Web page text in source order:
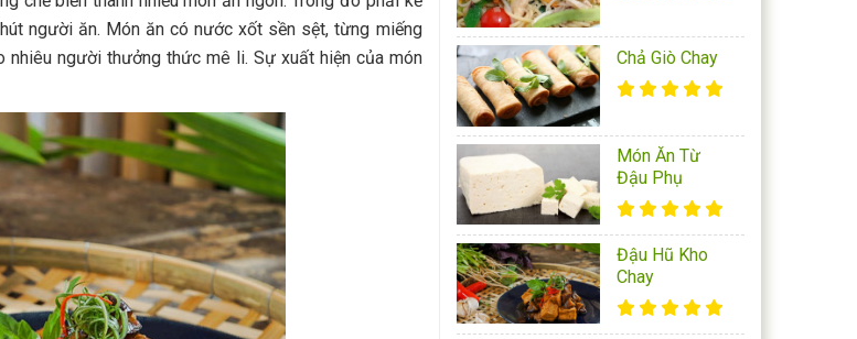
người ăn. Món ăn có nước xốt sền sệt, từng miếng
người thưởng thức mê li. Sự xuất hiện của món
Chả Giò Chay
Món Ăn Từ
Đậu Phụ
Đậu Hũ Kho
Chay